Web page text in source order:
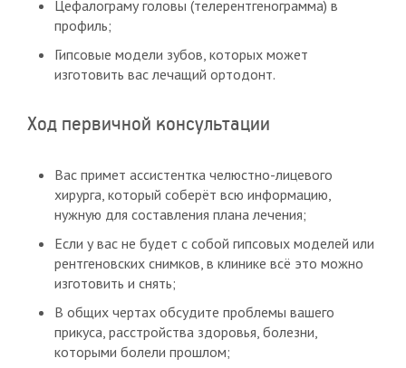
Цефалограму головы (телерентгенограмма) в
профиль;
Гипсовые модели зубов, которых может
изготовить вас лечащий ортодонт.
Ход первичной консультации
Вас примет ассистентка челюстно-лицевого
хирурга, который соберёт всю информацию,
нужную для составления плана лечения;
Если у вас не будет с собой гипсовых моделей или
рентгеновских снимков, в клинике всё это можно
изготовить и снять;
В общих чертах обсудите проблемы вашего
прикуса, расстройства здоровья, болезни,
которыми болели прошлом;